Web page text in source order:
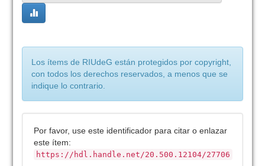
Los ítems de RIUdeG están protegidos por copyright,
con todos los derechos reservados, a menos que se
indique lo contrario.
Por favor, use este identificador para citar o enlazar
este ítem:
https://hdl.handle.net/20.500.12104/27706